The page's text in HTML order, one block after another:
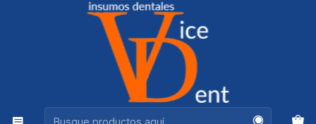
Ventas +56944575313
FRESA CARBIDE KERR A/V 018 FG 6